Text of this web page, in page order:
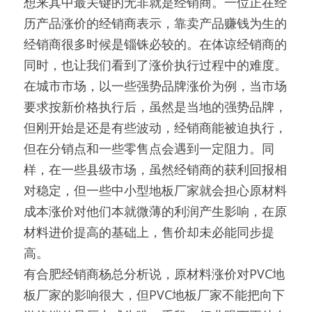
历产品涨价的经销商表示，靠卖产品赚钱为生的
经销商很多时候是锱铢必较的。在体谅经销商的
同时，也让我们看到了涨价执行过程中的难度。
在城市市场，以一些强势品牌涨价为例，当市场
要求按新价格执行后，虽然是当地的强势品牌，
但刚开始是还是有些波动，经销商能被迫执行，
但在分销点和一些零售点会遇到一定阻力。同
样，在一些县级市场，虽然经销商的获利回报相
对稳定，但一些中小型地板厂家就会担心原材料
成本涨价对他们本就微薄的利润产生影响，在原
材料进价提高的基础上，售价却未必能同步提
高。
有合肥经销商杨总分析说，原材料涨价对PVC地
板厂家的影响很大，但PVC地板厂家不能把向下